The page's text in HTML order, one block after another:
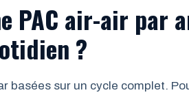
PAC air-air par
?
basées sur un cycle complet.